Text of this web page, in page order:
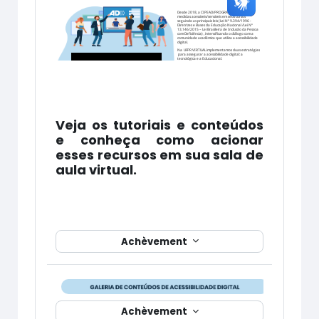
Achèvement
Veja os tutoriais e conteúdos
e conheça como acionar
esses recursos em sua sala de
aula virtual.
Achèvement